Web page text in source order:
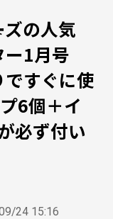
の人気
ー1月号
ですぐに使
6個＋イ
必ず付い
24 15:16